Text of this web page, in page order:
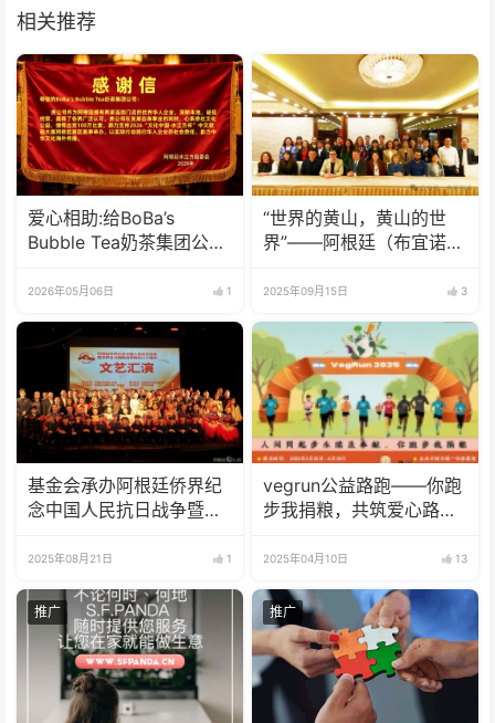
相关推荐
爱心相助:给BoBa’s
Bubble Tea奶茶集团公司
2026年05月06日 1
“世界的黄山，黄山的世
界”——阿根廷（布宜诺斯
2025年09月15日 3
基金会承办阿根廷侨界纪
念中国人民抗日战争暨世
年文艺汇演
2025年08月21日 1
vegrun公益路跑——你跑
步我捐粮，共筑爱心路
Palermo 公园
2025年04月10日 13
推广 推广